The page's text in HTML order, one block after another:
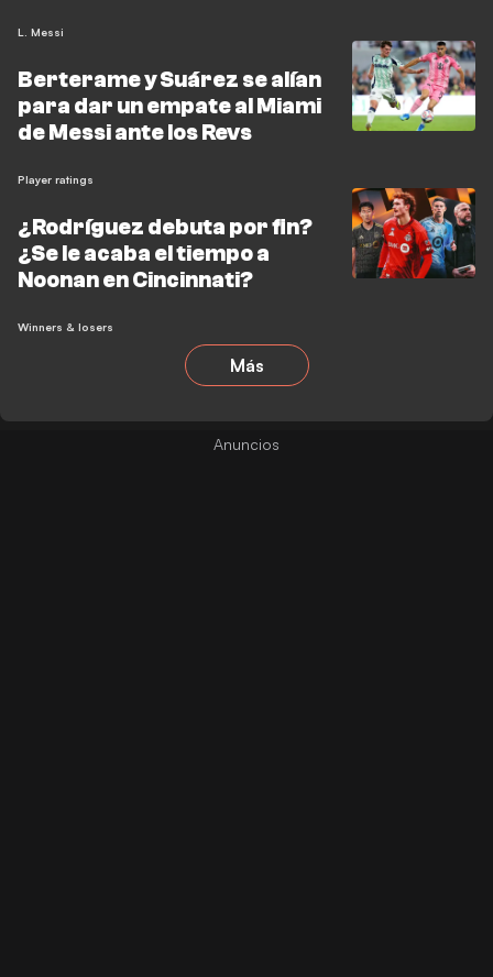
L. Messi
Berterame y Suárez se alían
para dar un empate al Miami
de Messi ante los Revs
Player ratings
¿Rodríguez debuta por fin?
¿Se le acaba el tiempo a
Noonan en Cincinnati?
Winners & losers
Más